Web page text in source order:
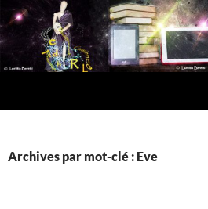
Aller
au
contenu
Archives par mot-clé : Eve